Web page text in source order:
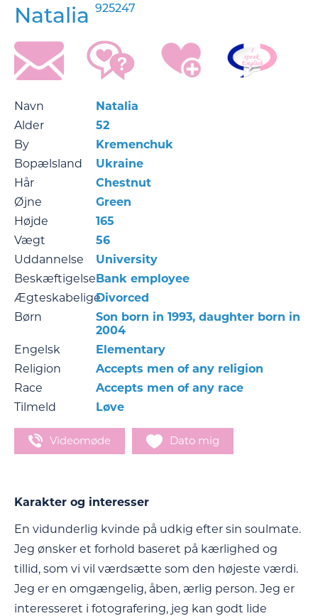
Natalia 925247
Navn
Natalia
Alder
52
By
Kremenchuk
Bopælsland
Ukraine
Hår
Chestnut
Øjne
Green
Højde
165
Vægt
56
Uddannelse
University
BeskæftigelseBank employee
ÆgteskabeligeDivorced
Børn
Son born in 1993, daughter born in
2004
Engelsk
Elementary
Religion
Accepts men of any religion
Race
Accepts men of any race
Tilmeld
Løve
Videomøde Dato mig
Karakter og interesser
En vidunderlig kvinde på udkig efter sin soulmate.
Jeg ønsker et forhold baseret på kærlighed og
tillid, som vi vil værdsætte som den højeste værdi.
Jeg er en omgængelig, åben, ærlig person. Jeg er
interesseret i fotografering, jeg kan godt lide